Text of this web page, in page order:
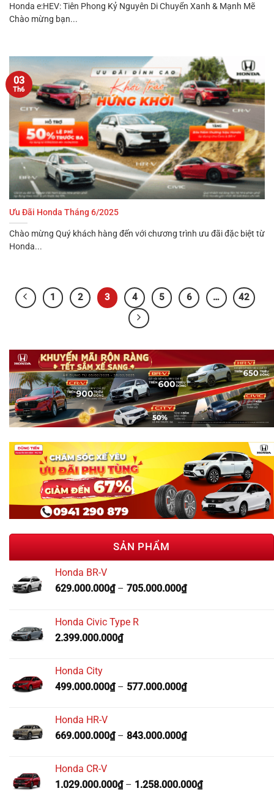
SẢN PHẨM
Honda BR-V
629.000.000₫– 705.000.000₫
Honda Civic Type R
2.399.000.000₫
Honda City
499.000.000₫– 577.000.000₫
Honda HR-V
669.000.000₫– 843.000.000₫
Honda CR-V
1.029.000.000₫– 1.258.000.000₫
Honda e:HEV: Tiên Phong Kỷ Nguyên Di Chuyển Xanh & Mạnh Mẽ
Chào mừng bạn...
Ưu Đãi Honda Tháng 6/2025
Chào mừng Quý khách hàng đến với chương trình ưu đãi đặc biệt từ
Honda...
03
Th6
1 2 3 4 5 6 … 42